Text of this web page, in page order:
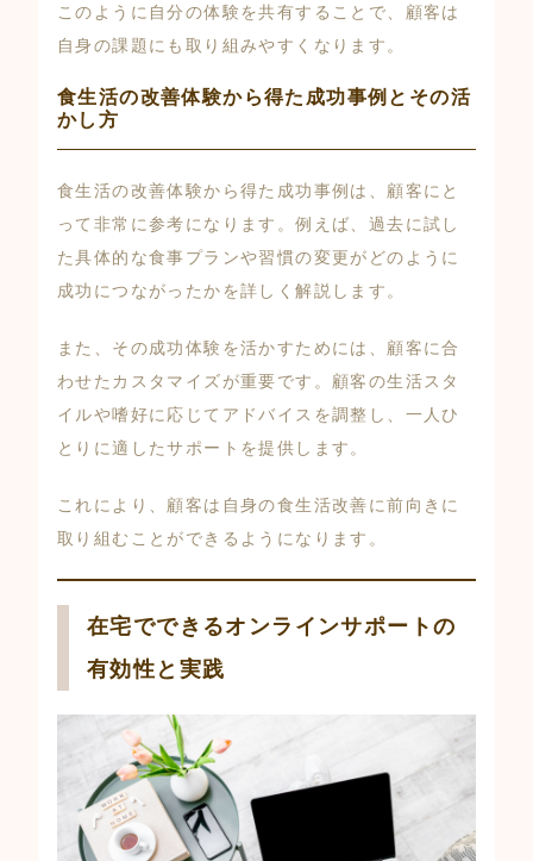
このように自分の体験を共有することで、顧客は
自身の課題にも取り組みやすくなります。
食生活の改善体験から得た成功事例とその活
かし方
食生活の改善体験から得た成功事例は、顧客にと
って非常に参考になります。例えば、過去に試し
た具体的な食事プランや習慣の変更がどのように
成功につながったかを詳しく解説します。
また、その成功体験を活かすためには、顧客に合
わせたカスタマイズが重要です。顧客の生活スタ
イルや嗜好に応じてアドバイスを調整し、一人ひ
とりに適したサポートを提供します。
これにより、顧客は自身の食生活改善に前向きに
取り組むことができるようになります。
在宅でできるオンラインサポートの
有効性と実践